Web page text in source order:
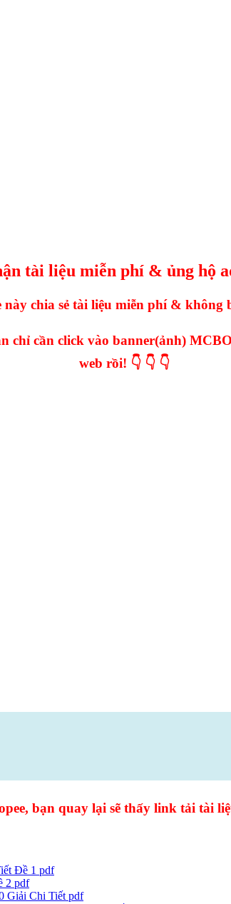
tài liệu miễn phí & ủng hộ
này chia sẻ tài liệu miễn phí & không
chỉ cần click vào banner(ảnh)
web rồi! 👇 👇 👇
bạn quay lại sẽ thấy link tải tài
Đề 1 pdf
2 pdf
Giải Chi Tiết pdf